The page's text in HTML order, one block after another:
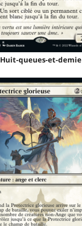
Huit-queues-et-demie